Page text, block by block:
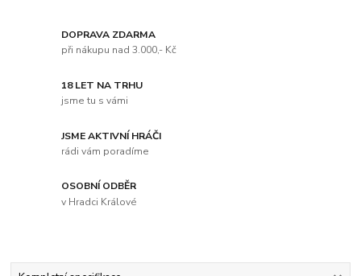
DOPRAVA ZDARMA
při nákupu nad 3.000,- Kč
18 LET NA TRHU
jsme tu s vámi
JSME AKTIVNÍ HRÁČI
rádi vám poradíme
OSOBNÍ ODBĚR
v Hradci Králové